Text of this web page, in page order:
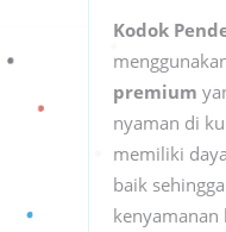
Kodok
premium
nyaman di
memiliki
baik
kenyamanan